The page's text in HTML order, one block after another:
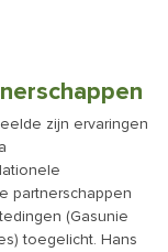
zijn ervaringen
partnerschappen
(Gasunie
toegelicht. Hans